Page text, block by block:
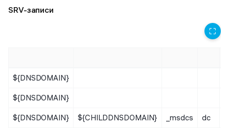
SRV-записи
⛶
${DNSDOMAIN}
${DNSDOMAIN}
${DNSDOMAIN} ${CHILDDNSDOMAIN} _msdcs dc